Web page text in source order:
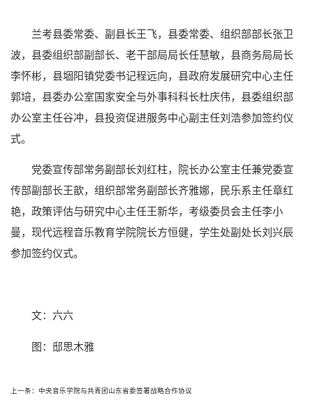
兰考县委常委、副县长王飞，县委常委、组织部部长张卫
波，县委组织部副部长、老干部局局长任慧敏，县商务局局长
李怀彬，县堌阳镇党委书记程远向，县政府发展研究中心主任
郭培，县委办公室国家安全与外事科科长杜庆伟，县委组织部
办公室主任谷冲，县投资促进服务中心副主任刘浩参加签约仪
式。
党委宣传部常务副部长刘红柱，院长办公室主任兼党委宣
传部副部长王歆，组织部常务副部长齐雅娜，民乐系主任章红
艳，政策评估与研究中心主任王新华，考级委员会主任李小
曼，现代远程音乐教育学院院长方恒健，学生处副处长刘兴辰
参加签约仪式。
文：六六
图：邸思木雅
上一条：中央音乐学院与共青团山东省委签署战略合作协议